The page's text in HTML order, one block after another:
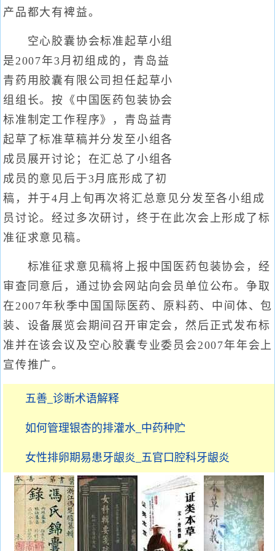
产品都大有裨益。
空心胶囊协会标准起草小组
是2007年3月初组成的，青岛益
青药用胶囊有限公司担任起草小
组组长。按《中国医药包装协会
标准制定工作程序》，青岛益青
起草了标准草稿并分发至小组各
成员展开讨论；在汇总了小组各
成员的意见后于3月底形成了初
稿，并于4月上旬再次将汇总意见分发至各小组成
员讨论。经过多次研讨，终于在此次会上形成了标
准征求意见稿。
标准征求意见稿将上报中国医药包装协会，经
审查同意后，通过协会网站向会员单位公布。争取
在2007年秋季中国国际医药、原料药、中间体、包
装、设备展览会期间召开审定会，然后正式发布标
准并在该会议及空心胶囊专业委员会2007年年会上
宣传推广。
五善_诊断术语解释
如何管理银杏的排灌水_中药种贮
女性排卵期易患牙龈炎_五官口腔科牙龈炎